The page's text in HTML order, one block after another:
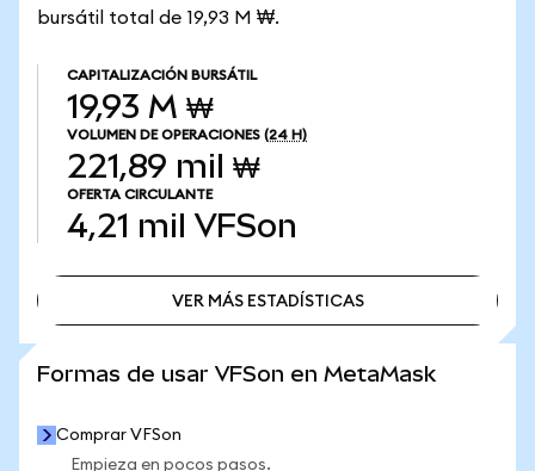
bursátil total de 19,93 M ₩.
CAPITALIZACIÓN BURSÁTIL
19,93 M ₩
VOLUMEN DE OPERACIONES (24 H)
221,89 mil ₩
OFERTA CIRCULANTE
4,21 mil VFSon
VER MÁS ESTADÍSTICAS
Formas de usar VFSon en MetaMask
Comprar VFSon
Empieza en pocos pasos.